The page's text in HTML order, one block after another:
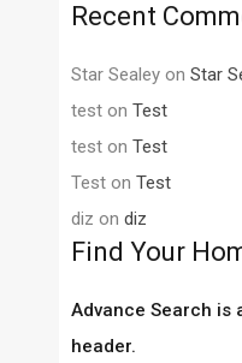
Recent
Star Sealey on Star
test on Test
test on Test
Test on Test
diz on diz
Find Your
Advance Search is
header.